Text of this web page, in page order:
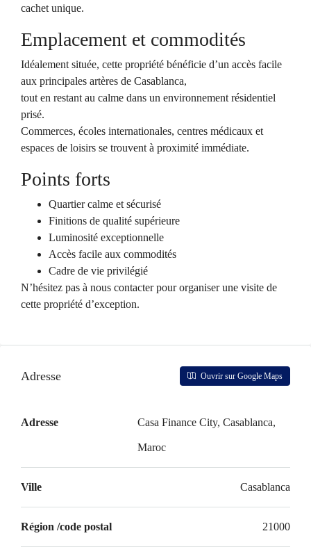
cachet unique.
Emplacement et commodités
Idéalement située, cette propriété bénéficie d’un accès facile
aux principales artères de Casablanca,
tout en restant au calme dans un environnement résidentiel
prisé.
Commerces, écoles internationales, centres médicaux et
espaces de loisirs se trouvent à proximité immédiate.
Points forts
Quartier calme et sécurisé
Finitions de qualité supérieure
Luminosité exceptionnelle
Accès facile aux commodités
Cadre de vie privilégié
N’hésitez pas à nous contacter pour organiser une visite de
cette propriété d’exception.
Adresse Ouvrir sur Google Maps
Adresse Casa Finance City, Casablanca,
Maroc
Ville Casablanca
Région /code postal 21000